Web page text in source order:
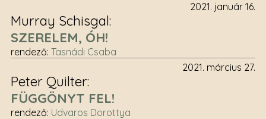
2021. január 16.
Murray Schisgal
SZERELEM, ÓH!
rendező: Tasnádi Csaba
2021. március 27.
Peter Quilter
FÜGGÖNYT FEL!
rendező: Udvaros Dorottya